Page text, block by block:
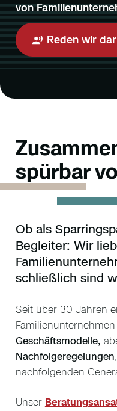
von
Reden wir
spürbar
Ob als
Begleiter: Wir
schließlich sind
Seit über 30 Jahren
Familienunternehmen
Geschäftsmodelle,
Nachfolgeregelungen
nachfolgenden
Unser